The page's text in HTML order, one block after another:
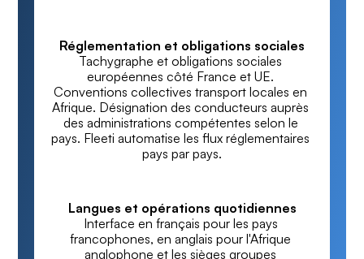
Réglementation et obligations sociales
Tachygraphe et obligations sociales
européennes côté France et UE.
Conventions collectives transport locales en
Afrique. Désignation des conducteurs auprès
des administrations compétentes selon le
pays. Fleeti automatise les flux réglementaires
pays par pays.
Langues et opérations quotidiennes
Interface en français pour les pays
francophones, en anglais pour l'Afrique
anglophone et les sièges groupes